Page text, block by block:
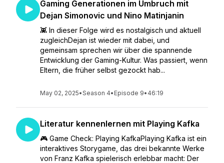
Gaming Generationen im Umbruch mit
Dejan Simonovic und Nino Matinjanin
👾 In dieser Folge wird es nostalgisch und aktuell
zugleichDejan ist wieder mit dabei, und
gemeinsam sprechen wir über die spannende
Entwicklung der Gaming-Kultur. Was passiert, wenn
Eltern, die früher selbst gezockt hab...
May 02, 2025•Season 4• Episode 9• 46:19
Literatur kennenlernen mit Playing Kafka
🎮 Game Check: Playing KafkaPlaying Kafka ist ein
interaktives Storygame, das drei bekannte Werke
von Franz Kafka spielerisch erlebbar macht: Der